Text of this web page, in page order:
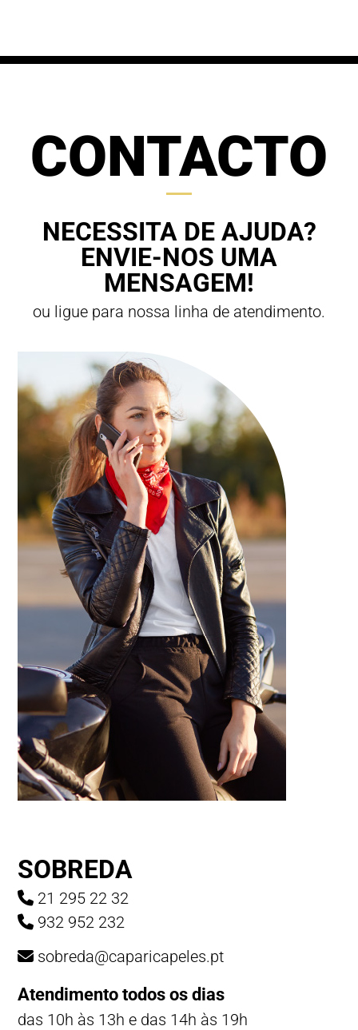
CONTACTO
NECESSITA DE AJUDA?
ENVIE-NOS UMA
MENSAGEM!
ou ligue para nossa linha de atendimento.
SOBREDA
21 295 22 32
932 952 232
sobreda@caparicapeles.pt
Atendimento todos os dias
das 10h às 13h e das 14h às 19h